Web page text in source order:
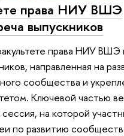
права НИУ ВШЭ
выпускников
права НИУ ВШЭ
направленная на
сообщества и
Ключевой частью
на которой
по развитию